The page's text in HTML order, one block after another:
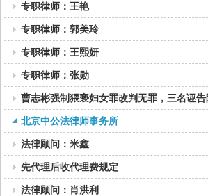
专职律师：王艳
专职律师：郭美玲
专职律师：王熙妍
专职律师：张勋
曹志彬强制猥亵妇女罪改判无罪，三名诬
北京中公法律师事务所
法律顾问：米鑫
先代理后收代理费规定
法律顾问：肖洪利